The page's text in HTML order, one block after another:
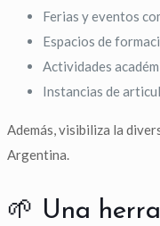
Ferias y eventos
Espacios de
Actividades
Instancias de
Además, visibiliza la
Argentina.
🌱 Una